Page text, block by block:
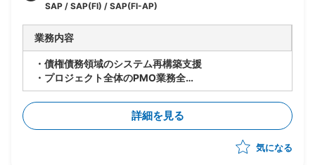
SAP / SAP(FI) / SAP(FI-AP)
業務内容
・債権債務領域のシステム再構築支援
・プロジェクト全体のPMO業務全般
・ドキュメント作成
詳細を見る
気になる